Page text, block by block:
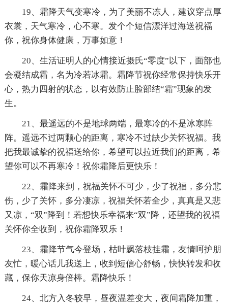
19、霜降天气变寒冷，为了美丽不冻人，建议穿点厚
衣裳，天气寒冷，心不寒。发个个短信漂洋过海送祝福
你，祝你身体健康，万事如意！
20、生活证明人的心情接近摄氏“零度”以下，面部也
会凝结成霜，名为冷若冰霜。霜降节祝你经常保持快乐开
心，热力四射的状态，以有效防止脸部结“霜”现象的发
生。
21、最遥远的不是地球两端，最寒冷的不是冰寒阵
阵。遥远不过两颗心的距离，寒冷不过缺少关怀祝福。我
把我最诚挚的祝福送给你，希望可以拉近我们的距离，希
望你可以不再寒冷！祝你霜降后更快乐！
22、霜降来到，祝福关怀不可少，少了祝福，多分悲
伤，少了关怀，多分凄凉，祝福关怀若全少，真真是又悲
又凉，“双”降到！若想快乐幸福来“双”降，还望我的祝福
关怀你全收到，祝你霜降双乐！
23、霜降节气今登场，枯叶飘落枝挂霜，友情呵护朋
友忙，暖心话儿我送上，收到短信心舒畅，快快转发和收
藏，保你天凉身倍棒。霜降快乐！
24、北方入冬较早，昼夜温差变大，夜间霜降加重，